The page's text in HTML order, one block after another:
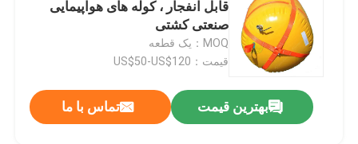
قابل انفجار ، کوله های هواپیمایی
صنعتی کشتی
MOQ：یک قطعه
قیمت：US$50-US$120
بهترین قیمت تماس با ما